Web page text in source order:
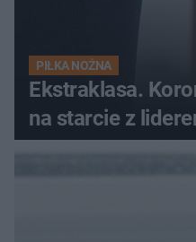
PIŁKA NOŻNA
Ekstraklasa.
na starcie z